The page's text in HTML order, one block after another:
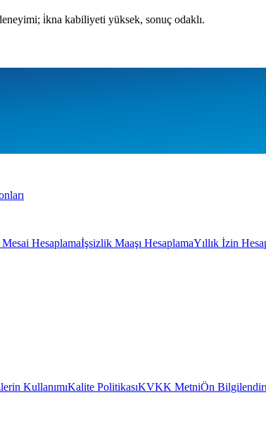
i̇kna kabiliyeti yüksek, sonuç odaklı.
Hesaplamaİşsizlik Maaşı HesaplamaYıllık İzin
KullanımıKalite PolitikasıKVKK MetniÖn